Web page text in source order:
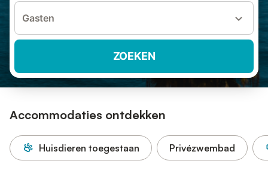
Gasten
ZOEKEN
Accommodaties ontdekken
Huisdieren toegestaan Privézwembad